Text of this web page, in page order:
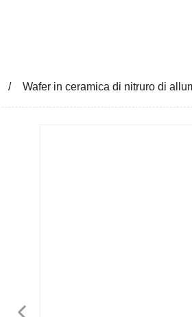
Wafer in ceramica di nitruro di